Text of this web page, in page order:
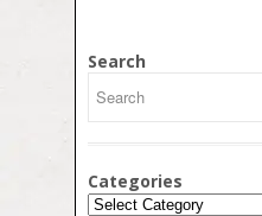
Search
Categories
Categories